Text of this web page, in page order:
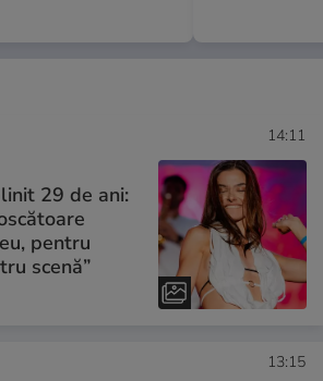
14:11
29 de ani:
pentru
scenă”
13:15